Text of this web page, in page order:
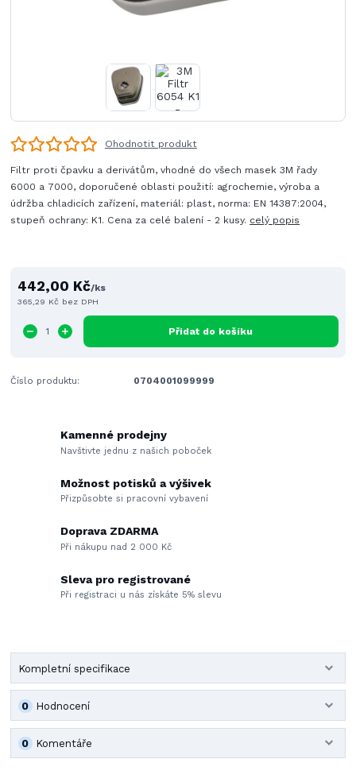
Ohodnotit produkt
Filtr proti čpavku a derivátům, vhodné do všech masek 3M řady
6000 a 7000, doporučené oblasti použití: agrochemie, výroba a
údržba chladicích zařízení, materiál: plast, norma: EN 14387:2004,
stupeň ochrany: K1. Cena za celé balení - 2 kusy. celý popis
442,00 Kč/ks
365,29 Kč bez DPH
Přidat do košíku
Číslo produktu: 0704001099999
Kamenné prodejny
Navštivte jednu z našich poboček
Možnost potisků a výšivek
Přizpůsobte si pracovní vybavení
Doprava ZDARMA
Při nákupu nad 2 000 Kč
Sleva pro registrované
Při registraci u nás získáte 5% slevu
Kompletní specifikace
Hodnocení
0
Komentáře
0